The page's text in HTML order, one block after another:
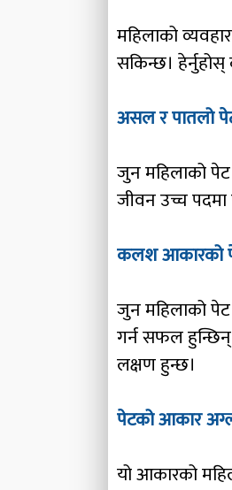
महिलाको
सकिन्छ।
असल र पातलो
जुन महिलाको पेट
जीवन उच्च पदमा
कलश आकारको
जुन महिलाको
गर्न सफल
लक्षण हुन्छ।
पेटको आकार
यो आकारको